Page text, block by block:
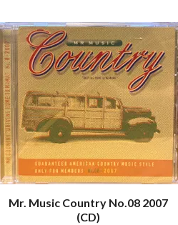
Mr. Music Country No.08 2007
(CD)